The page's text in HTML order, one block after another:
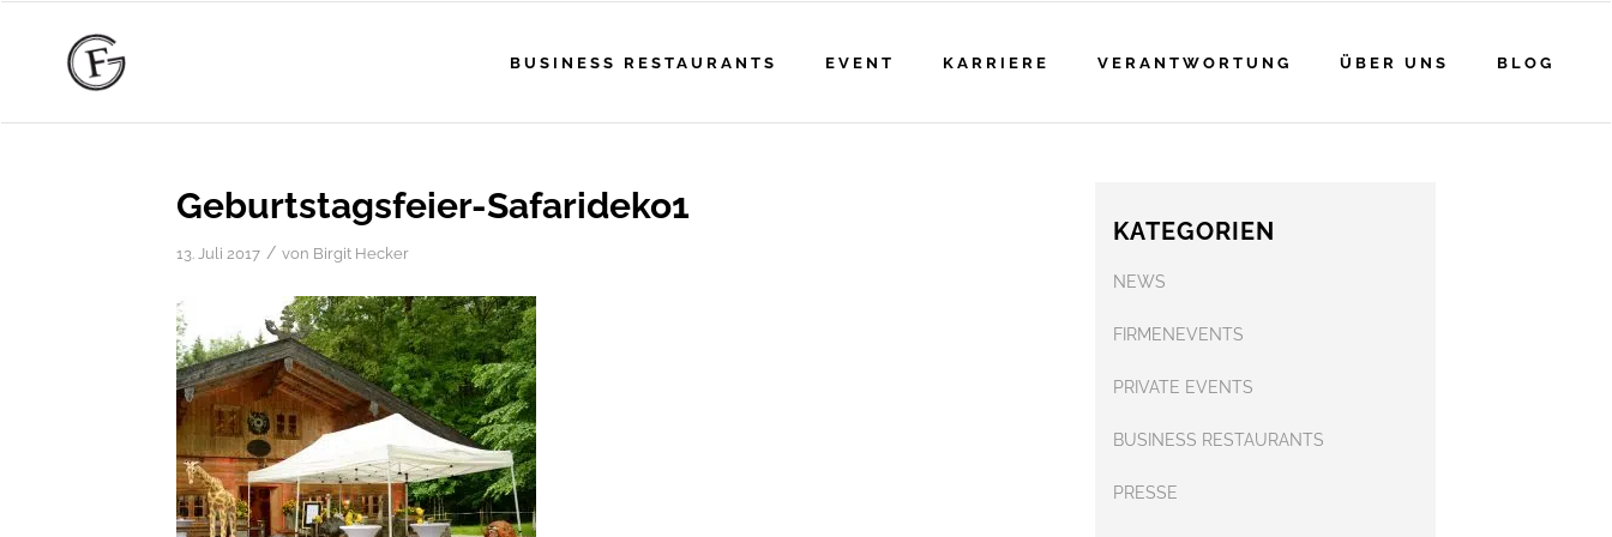
BUSINESS RESTAURANTS EVENT KARRIERE VERANTWORTUNG ÜBER UNS BLOG
Geburtstagsfeier-Safarideko1
13. Juli 2017 / von Birgit Hecker
KATEGORIEN
NEWS
FIRMENEVENTS
PRIVATE EVENTS
BUSINESS RESTAURANTS
PRESSE